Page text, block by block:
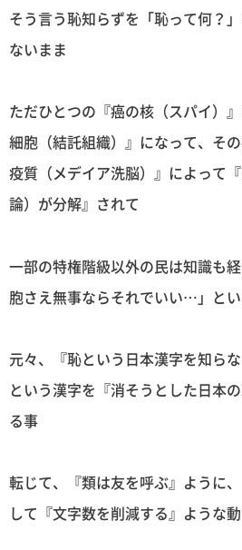
そう言う恥知らずを「恥って何？
ないまま
ただひとつの『癌の核（スパイ）
細胞（結託組織）』になって、そ
疫質（メデイア洗脳）』によって
論）が分解』されて
一部の特権階級以外の民は知識も
胞さえ無事ならそれでいい…」と
元々、『恥という日本漢字を知ら
という漢字を『消そうとした日本
る事
転じて、『類は友を呼ぶ』ように
して『文字数を削減する』ような